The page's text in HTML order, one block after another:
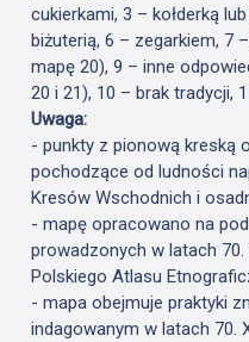
cukierkami, 3 – kołderką
biżuterią, 6 – zegarkiem, 7
mapę 20), 9 – inne
20 i 21), 10 – brak tradycji,
Uwaga:
- punkty z pionową kreską
pochodzące od ludności
Kresów Wschodnich i
- mapę opracowano na
prowadzonych w latach
Polskiego Atlasu
- mapa obejmuje praktyki
indagowanym w latach 70.